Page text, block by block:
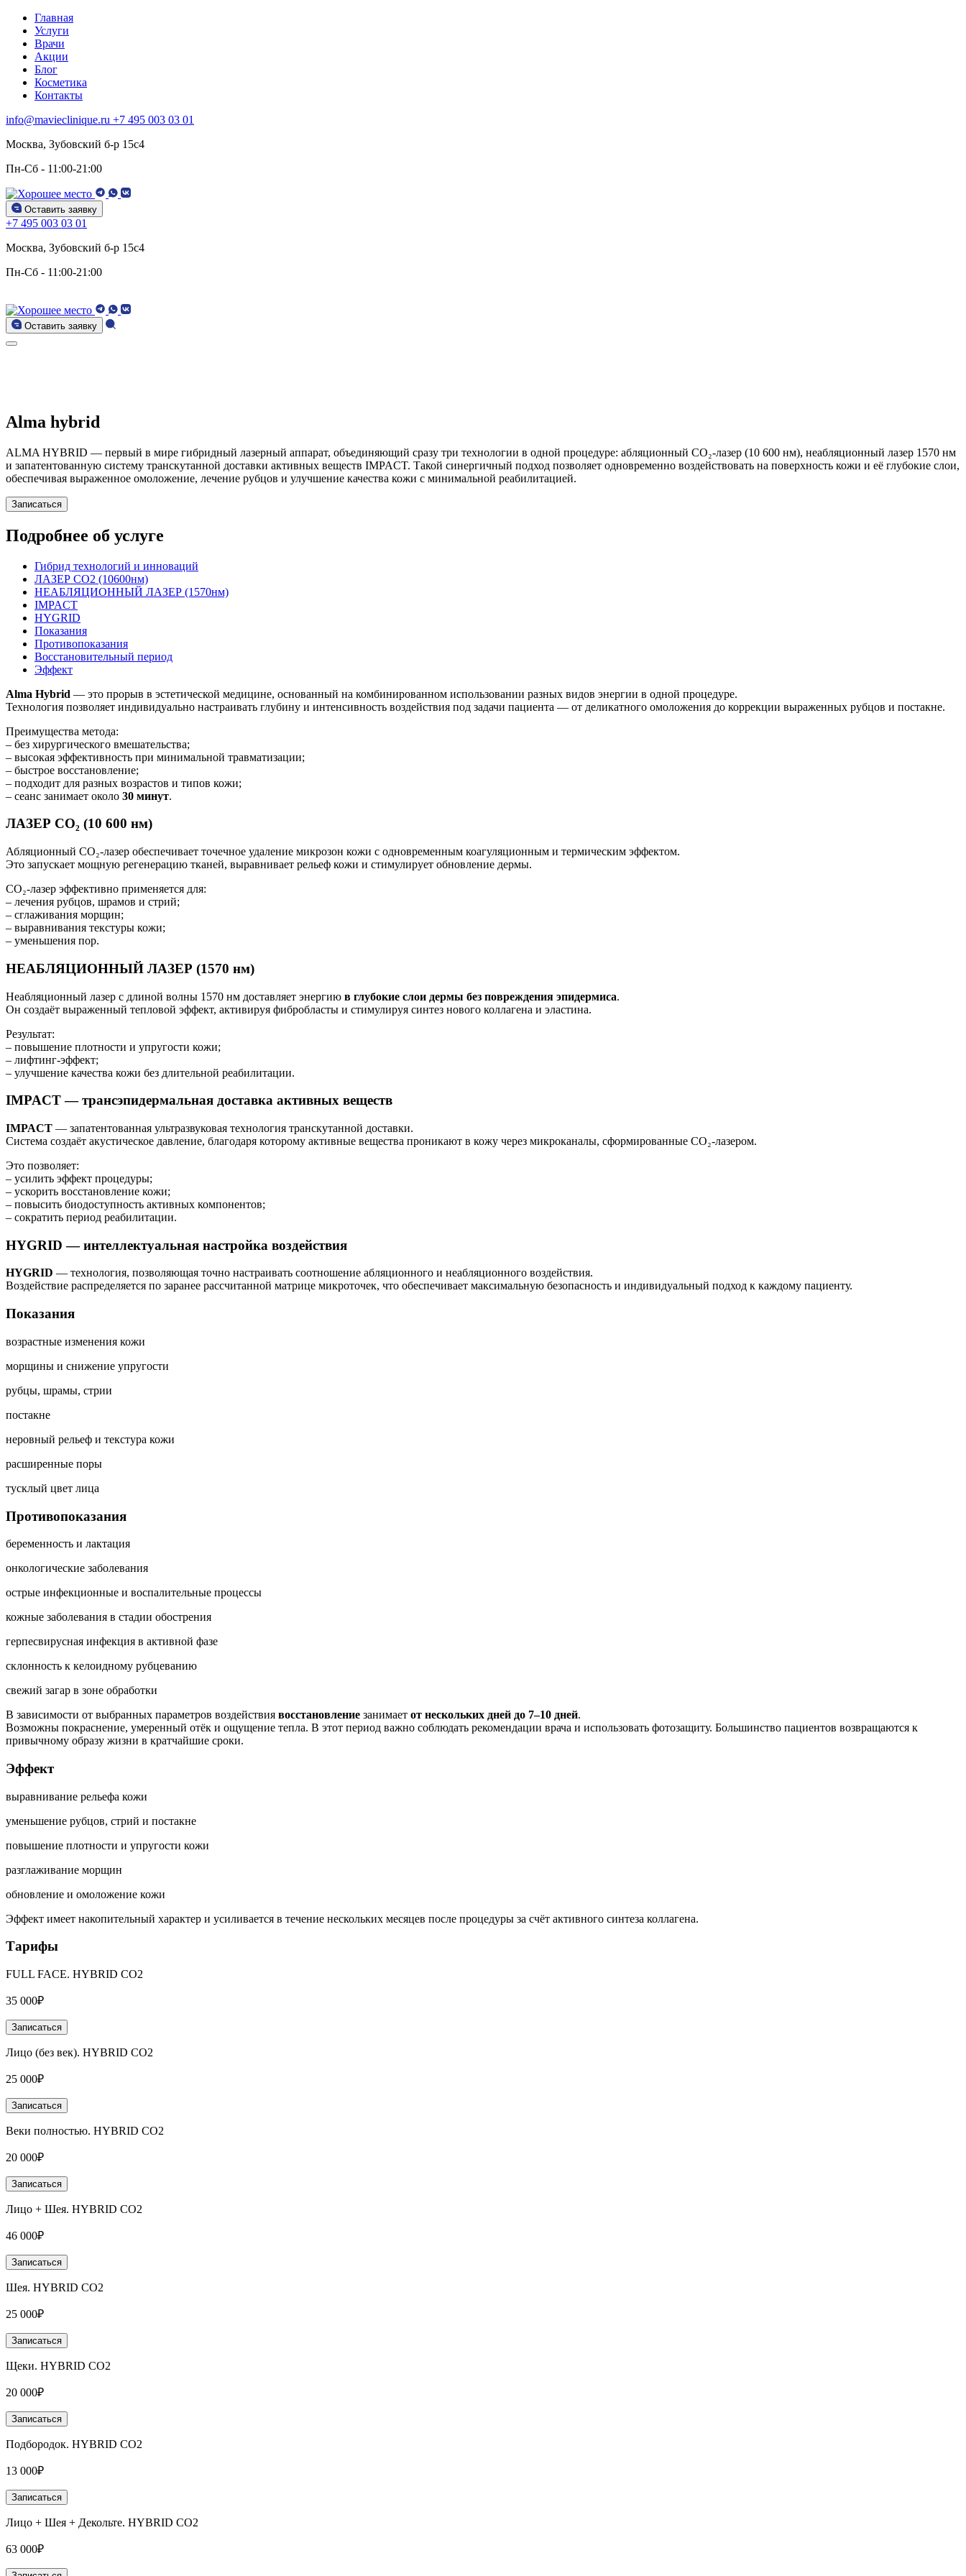
Главная
Услуги
Врачи
Акции
Блог
Косметика
Контакты
info@mavieclinique.ru +7 495 003 03 01
Москва, Зубовский б-р 15c4
Пн-Сб - 11:00-21:00
Оставить заявку
+7 495 003 03 01
Москва, Зубовский б-р 15c4
Пн-Сб - 11:00-21:00
Оставить заявку
Alma hybrid
ALMA HYBRID — первый в мире гибридный лазерный аппарат, объединяющий сразу три технологии в одной процедуре: абляционный CO₂-лазер (10 600 нм), неабляционный лазер 1570 нм
и запатентованную систему транскутанной доставки активных веществ IMPACT. Такой синергичный подход позволяет одновременно воздействовать на поверхность кожи и её глубокие слои,
обеспечивая выраженное омоложение, лечение рубцов и улучшение качества кожи с минимальной реабилитацией.
Записаться
Подробнее об услуге
Гибрид технологий и инноваций
ЛАЗЕР CO2 (10600нм)
НЕАБЛЯЦИОННЫЙ ЛАЗЕР (1570нм)
IMPACT
HYGRID
Показания
Противопоказания
Восстановительный период
Эффект
Alma Hybrid — это прорыв в эстетической медицине, основанный на комбинированном использовании разных видов энергии в одной процедуре.
Технология позволяет индивидуально настраивать глубину и интенсивность воздействия под задачи пациента — от деликатного омоложения до коррекции выраженных рубцов и постакне.
Преимущества метода:
– без хирургического вмешательства;
– высокая эффективность при минимальной травматизации;
– быстрое восстановление;
– подходит для разных возрастов и типов кожи;
– сеанс занимает около 30 минут.
ЛАЗЕР CO₂ (10 600 нм)
Абляционный CO₂-лазер обеспечивает точечное удаление микрозон кожи с одновременным коагуляционным и термическим эффектом.
Это запускает мощную регенерацию тканей, выравнивает рельеф кожи и стимулирует обновление дермы.
CO₂-лазер эффективно применяется для:
– лечения рубцов, шрамов и стрий;
– сглаживания морщин;
– выравнивания текстуры кожи;
– уменьшения пор.
НЕАБЛЯЦИОННЫЙ ЛАЗЕР (1570 нм)
Неабляционный лазер с длиной волны 1570 нм доставляет энергию в глубокие слои дермы без повреждения эпидермиса.
Он создаёт выраженный тепловой эффект, активируя фибробласты и стимулируя синтез нового коллагена и эластина.
Результат:
– повышение плотности и упругости кожи;
– лифтинг-эффект;
– улучшение качества кожи без длительной реабилитации.
IMPACT — трансэпидермальная доставка активных веществ
IMPACT — запатентованная ультразвуковая технология транскутанной доставки.
Система создаёт акустическое давление, благодаря которому активные вещества проникают в кожу через микроканалы, сформированные CO₂-лазером.
Это позволяет:
– усилить эффект процедуры;
– ускорить восстановление кожи;
– повысить биодоступность активных компонентов;
– сократить период реабилитации.
HYGRID — интеллектуальная настройка воздействия
HYGRID — технология, позволяющая точно настраивать соотношение абляционного и неабляционного воздействия.
Воздействие распределяется по заранее рассчитанной матрице микроточек, что обеспечивает максимальную безопасность и индивидуальный подход к каждому пациенту.
Показания
возрастные изменения кожи
морщины и снижение упругости
рубцы, шрамы, стрии
постакне
неровный рельеф и текстура кожи
расширенные поры
тусклый цвет лица
Противопоказания
беременность и лактация
онкологические заболевания
острые инфекционные и воспалительные процессы
кожные заболевания в стадии обострения
герпесвирусная инфекция в активной фазе
склонность к келоидному рубцеванию
свежий загар в зоне обработки
В зависимости от выбранных параметров воздействия восстановление занимает от нескольких дней до 7–10 дней.
Возможны покраснение, умеренный отёк и ощущение тепла. В этот период важно соблюдать рекомендации врача и использовать фотозащиту. Большинство пациентов возвращаются к
привычному образу жизни в кратчайшие сроки.
Эффект
выравнивание рельефа кожи
уменьшение рубцов, стрий и постакне
повышение плотности и упругости кожи
разглаживание морщин
обновление и омоложение кожи
Эффект имеет накопительный характер и усиливается в течение нескольких месяцев после процедуры за счёт активного синтеза коллагена.
Тарифы
FULL FACE. HYBRID CO2
35 000₽
Записаться
Лицо (без век). HYBRID CO2
25 000₽
Записаться
Веки полностью. HYBRID CO2
20 000₽
Записаться
Лицо + Шея. HYBRID CO2
46 000₽
Записаться
Шея. HYBRID CO2
25 000₽
Записаться
Щеки. HYBRID CO2
20 000₽
Записаться
Подбородок. HYBRID CO2
13 000₽
Записаться
Лицо + Шея + Декольте. HYBRID CO2
63 000₽